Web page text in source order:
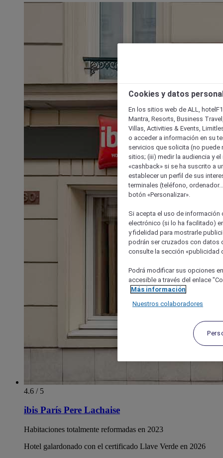
4.6 / 5
ibis París Pere Lachaise
Habitaciones totalmente reformadas en 2023
Hotel galardonado con el certificado Llave Verde en 2026
Cookies y datos
En los sitios web de ALL,
Mantra, Resorts, Business
Villas, Activities & Events,
o acceder a información en su
servicios que solicita (no puede
sitios; (iii) medir la audiencia y
«cashback» si se ha suscrito a
establecer un perfil de sus
terminales (teléfono,
botón «Personalizar».
Si acepta el uso de
electrónico (si lo ha facilitado)
y fidelidad para mostrarle
podrán ser cruzados con datos
consulte la sección «publicidad
Podrá modificar sus opciones
accesible a través del enlace
Más información
Nuestros colaboradores